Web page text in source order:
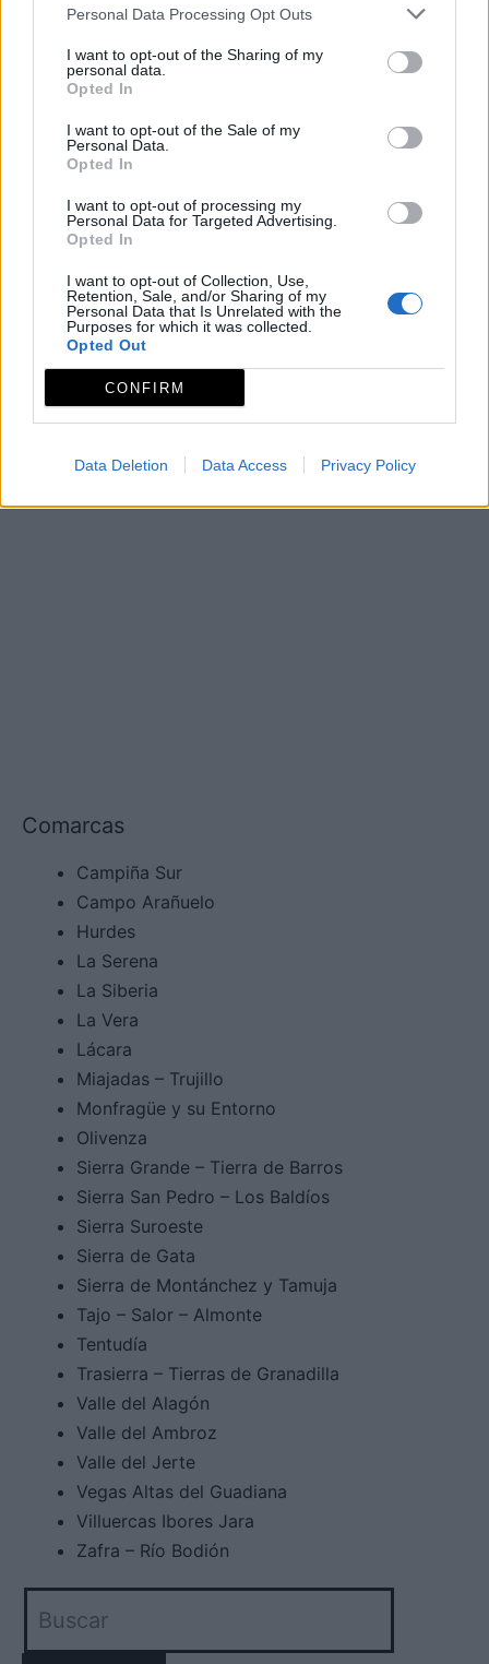
Personal Data Processing Opt Outs
I want to opt-out of the Sharing of my
personal data.
Opted In
I want to opt-out of the Sale of my
Personal Data.
Opted In
I want to opt-out of processing my
Personal Data for Targeted Advertising.
Opted In
I want to opt-out of Collection, Use,
Retention, Sale, and/or Sharing of my
Personal Data that Is Unrelated with the
Purposes for which it was collected.
Opted Out
CONFIRM
Data Deletion Data Access Privacy Policy
Balnearios
Gastronomía
Astroturismo
Recorriendo Extremadura Rural
DESTACADO
Comarcas
Campiña Sur
Campo Arañuelo
Hurdes
La Serena
La Siberia
La Vera
Lácara
Miajadas – Trujillo
Monfragüe y su Entorno
Olivenza
Sierra Grande – Tierra de Barros
Sierra San Pedro – Los Baldíos
Sierra Suroeste
Sierra de Gata
Sierra de Montánchez y Tamuja
Tajo – Salor – Almonte
Tentudía
Trasierra – Tierras de Granadilla
Valle del Alagón
Valle del Ambroz
Valle del Jerte
Vegas Altas del Guadiana
Villuercas Ibores Jara
Zafra – Río Bodión